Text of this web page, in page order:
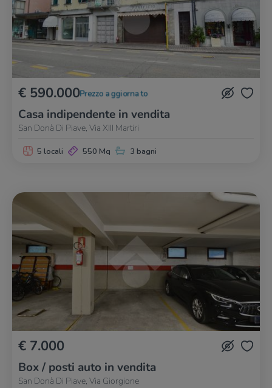
€ 590.000 Prezzo aggiornato
Casa indipendente in vendita
San Donà Di Piave, Via XIII Martiri
5 locali 550 Mq 3 bagni
€ 7.000
Box / posti auto in vendita
San Donà Di Piave, Via Giorgione